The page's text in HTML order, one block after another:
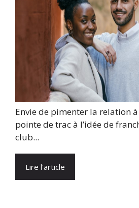
Envie de pimenter la relation
pointe de trac à l’idée de
club...
Lire l'article